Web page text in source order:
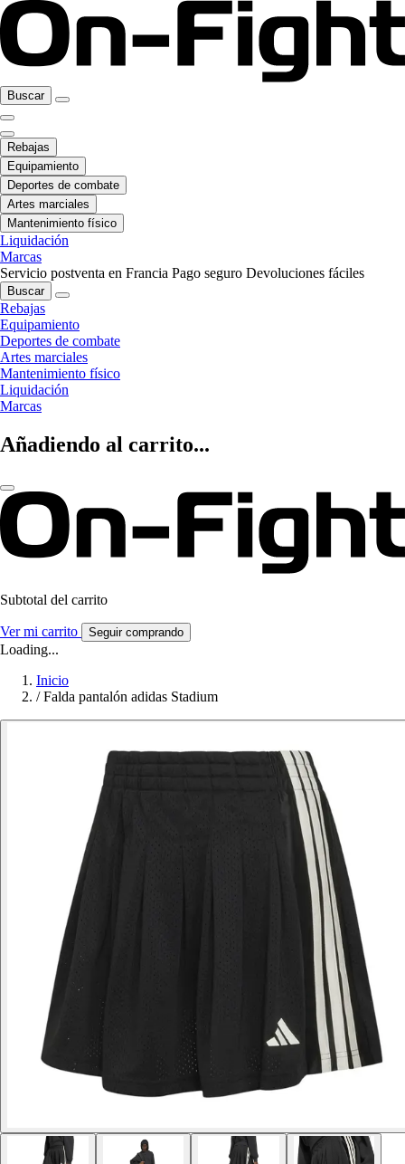
Buscar
Rebajas
Equipamiento
Deportes de combate
Artes marciales
Mantenimiento físico
Liquidación
Marcas
Servicio postventa en Francia Pago seguro Devoluciones fáciles
Buscar
Rebajas
Equipamiento
Deportes de combate
Artes marciales
Mantenimiento físico
Liquidación
Marcas
Añadiendo al carrito...
Subtotal del carrito
Ver mi carrito Seguir comprando
Loading...
Inicio
/ Falda pantalón adidas Stadium